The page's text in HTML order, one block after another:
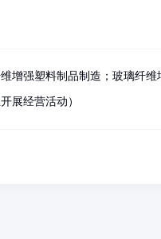
增强塑料制品制造；玻璃纤维
展经营活动）